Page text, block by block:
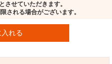
させていただきます。
される場合がございます。
れる